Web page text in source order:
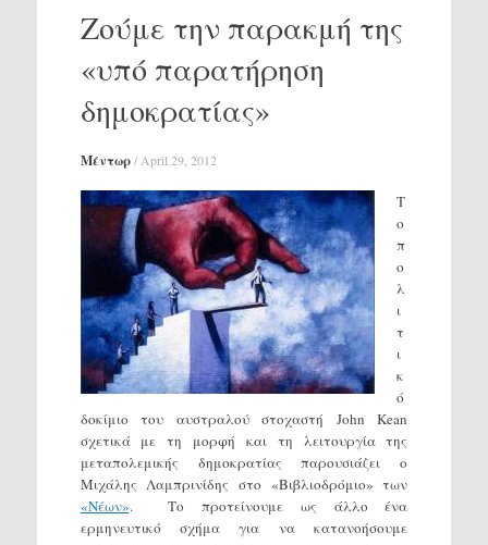
contentΖούμε την παρακμή της
«υπό παρατήρηση
δημοκρατίας»
Μέντωρ/ April 29, 2012
Τ
ο
π
ο
λ
ι
τ
ι
κ
ό
δοκίμιο του αυστραλού στοχαστή John Kean
σχετικά με τη μορφή και τη λειτουργία της
μεταπολεμικής δημοκρατίας παρουσιάζει ο
Μιχάλης Λαμπρινίδης στο «Βιβλιοδρόμιο» των
«Νέων». Το προτείνουμε ως άλλο ένα
ερμηνευτικό σχήμα για να κατανοήσουμε